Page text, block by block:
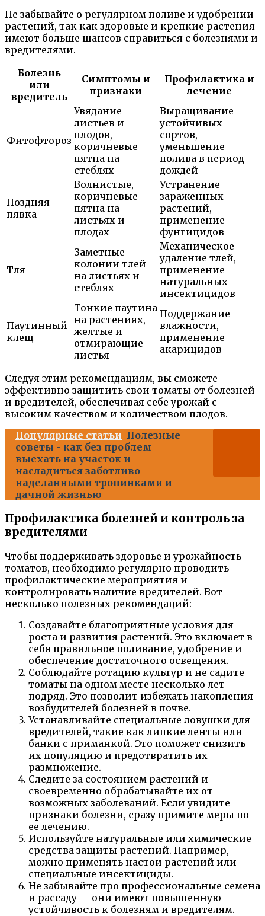
Не забывайте о регулярном поливе и удобрении
растений, так как здоровые и крепкие растения
имеют больше шансов справиться с болезнями и
вредителями.
Болезнь
или
вредитель
Симптомы и
признаки
Профилактика и
лечение
Фитофтороз
Увядание
листьев и
плодов,
коричневые
пятна на
стеблях
Выращивание
устойчивых
сортов,
уменьшение
полива в период
дождей
Поздняя
пявка
Волнистые,
коричневые
пятна на
листьях и
плодах
Устранение
зараженных
растений,
применение
фунгицидов
Тля
Заметные
колонии тлей
на листьях и
стеблях
Механическое
удаление тлей,
применение
натуральных
инсектицидов
Паутинный
клещ
Тонкие паутина
на растениях,
желтые и
отмирающие
листья
Поддержание
влажности,
применение
акарицидов
Следуя этим рекомендациям, вы сможете
эффективно защитить свои томаты от болезней
и вредителей, обеспечивая себе урожай с
высоким качеством и количеством плодов.
Популярные статьи Полезные
советы - как без проблем
выехать на участок и
насладиться заботливо
наделанными тропинками и
дачной жизнью
Профилактика болезней и контроль за
вредителями
Чтобы поддерживать здоровье и урожайность
томатов, необходимо регулярно проводить
профилактические мероприятия и
контролировать наличие вредителей. Вот
несколько полезных рекомендаций:
Создавайте благоприятные условия для
роста и развития растений. Это включает в
себя правильное поливание, удобрение и
обеспечение достаточного освещения.
Соблюдайте ротацию культур и не садите
томаты на одном месте несколько лет
подряд. Это позволит избежать накопления
возбудителей болезней в почве.
Устанавливайте специальные ловушки для
вредителей, такие как липкие ленты или
банки с приманкой. Это поможет снизить
их популяцию и предотвратить их
размножение.
Следите за состоянием растений и
своевременно обрабатывайте их от
возможных заболеваний. Если увидите
признаки болезни, сразу примите меры по
ее лечению.
Используйте натуральные или химические
средства защиты растений. Например,
можно применять настои растений или
специальные инсектициды.
Не забывайте про профессиональные семена
и рассаду — они имеют повышенную
устойчивость к болезням и вредителям.